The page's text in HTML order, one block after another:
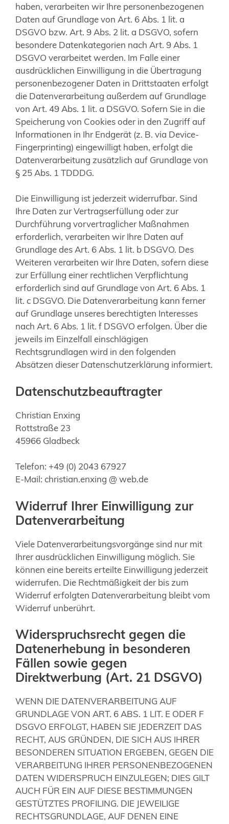
haben, verarbeiten wir Ihre personenbezogenen
Daten auf Grundlage von Art. 6 Abs. 1 lit. a
DSGVO bzw. Art. 9 Abs. 2 lit. a DSGVO, sofern
besondere Datenkategorien nach Art. 9 Abs. 1
DSGVO verarbeitet werden. Im Falle einer
ausdrücklichen Einwilligung in die Übertragung
personenbezogener Daten in Drittstaaten erfolgt
die Datenverarbeitung außerdem auf Grundlage
von Art. 49 Abs. 1 lit. a DSGVO. Sofern Sie in die
Speicherung von Cookies oder in den Zugriff auf
Informationen in Ihr Endgerät (z. B. via Device-
Fingerprinting) eingewilligt haben, erfolgt die
Datenverarbeitung zusätzlich auf Grundlage von
§ 25 Abs. 1 TDDDG.
Die Einwilligung ist jederzeit widerrufbar. Sind
Ihre Daten zur Vertragserfüllung oder zur
Durchführung vorvertraglicher Maßnahmen
erforderlich, verarbeiten wir Ihre Daten auf
Grundlage des Art. 6 Abs. 1 lit. b DSGVO. Des
Weiteren verarbeiten wir Ihre Daten, sofern diese
zur Erfüllung einer rechtlichen Verpflichtung
erforderlich sind auf Grundlage von Art. 6 Abs. 1
lit. c DSGVO. Die Datenverarbeitung kann ferner
auf Grundlage unseres berechtigten Interesses
nach Art. 6 Abs. 1 lit. f DSGVO erfolgen. Über die
jeweils im Einzelfall einschlägigen
Rechtsgrundlagen wird in den folgenden
Absätzen dieser Datenschutzerklärung informiert.
Datenschutzbeauftragter
Christian Enxing
Rottstraße 23
45966 Gladbeck
Telefon: +49 (0) 2043 67927
E-Mail: christian.enxing @ web.de
Widerruf Ihrer Einwilligung zur
Datenverarbeitung
Viele Datenverarbeitungsvorgänge sind nur mit
Ihrer ausdrücklichen Einwilligung möglich. Sie
können eine bereits erteilte Einwilligung jederzeit
widerrufen. Die Rechtmäßigkeit der bis zum
Widerruf erfolgten Datenverarbeitung bleibt vom
Widerruf unberührt.
Widerspruchsrecht gegen die
Datenerhebung in besonderen
Fällen sowie gegen
Direktwerbung (Art. 21 DSGVO)
WENN DIE DATENVERARBEITUNG AUF
GRUNDLAGE VON ART. 6 ABS. 1 LIT. E ODER F
DSGVO ERFOLGT, HABEN SIE JEDERZEIT DAS
RECHT, AUS GRÜNDEN, DIE SICH AUS IHRER
BESONDEREN SITUATION ERGEBEN, GEGEN DIE
VERARBEITUNG IHRER PERSONENBEZOGENEN
DATEN WIDERSPRUCH EINZULEGEN; DIES GILT
AUCH FÜR EIN AUF DIESE BESTIMMUNGEN
GESTÜTZTES PROFILING. DIE JEWEILIGE
RECHTSGRUNDLAGE, AUF DENEN EINE